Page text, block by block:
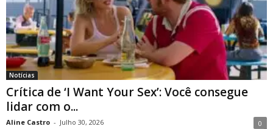
Notícias
Crítica de ‘I Want Your Sex’: Você consegue
lidar com o...
Aline Castro - Julho 30, 2026 0